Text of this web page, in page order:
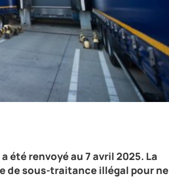
été renvoyé au 7 avril 2025. La
de sous-traitance illégal pour ne